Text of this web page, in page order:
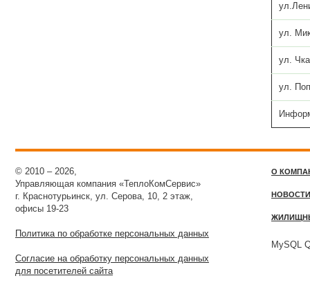
ул.
ул.
ул.
© 2010 – 2026,
Управляющая компания «ТеплоКомСервис»
г. Краснотурьинск, ул. Серова, 10, 2 этаж,
офисы 19-23
Политика по обработке персональных данных
Согласие на обработку персональных данных
для посетителей сайта
О
НОВОСТИ
MySQL